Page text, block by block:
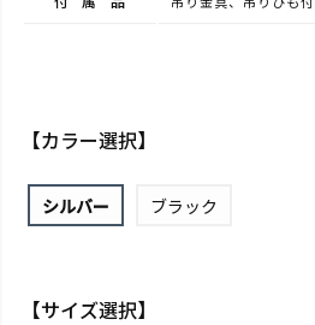
吊り金具、吊りひも付
【カラー選択】
シルバー ブラック
【サイズ選択】